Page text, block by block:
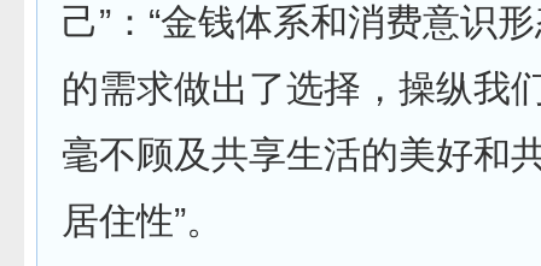
己”：“金钱体系和消费意识
的需求做出了选择，操纵我
毫不顾及共享生活的美好和
居住性”。